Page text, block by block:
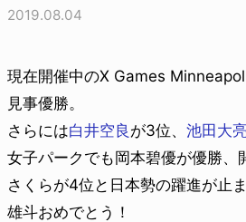
2019.08.04
現在開催中のX Games
見事優勝。
さらには白井空良 が3位、 池田大亮
女子パークでも岡本碧優が優勝、
さくらが4位と日本勢の躍進が止ま
雄斗おめでとう！